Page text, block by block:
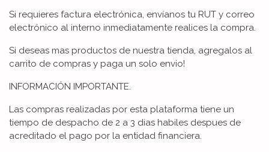
Si requieres factura electrónica, envíanos tu RUT y correo
electrónico al interno inmediatamente realices la compra.
Si deseas mas productos de nuestra tienda, agregalos al
carrito de compras y paga un solo envio!
INFORMACIÓN IMPORTANTE.
Las compras realizadas por esta plataforma tiene un
tiempo de despacho de 2 a 3 dias habiles despues de
acreditado el pago por la entidad financiera.